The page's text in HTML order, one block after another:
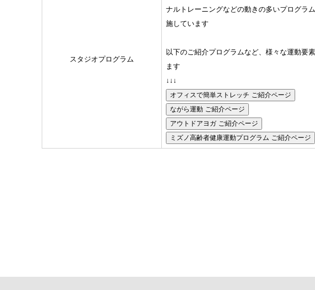
スタジオプログラム
ナルトレーニングなどの動きの多いプログラ
施しています
以下のご紹介プログラムなど、様々な運動要
ます
↓↓↓
オフィスで簡単ストレッチ ご紹介ページ
ながら運動 ご紹介ページ
アウトドアヨガ ご紹介ページ
ミズノ高齢者健康運動プログラム ご紹介ページ